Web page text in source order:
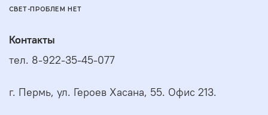
СВЕТ-ПРОБЛЕМ НЕТ
Контакты
тел. 8-922-35-45-077
г. Пермь, ул. Героев Хасана, 55. Офис 213.